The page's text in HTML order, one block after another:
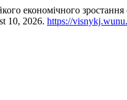
економічного
10, 2026. https://